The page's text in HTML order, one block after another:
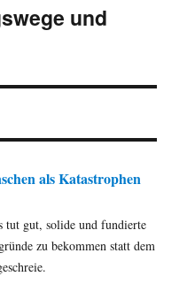
und
als Katastrophen
tut gut, solide und fundierte
zu bekommen statt dem